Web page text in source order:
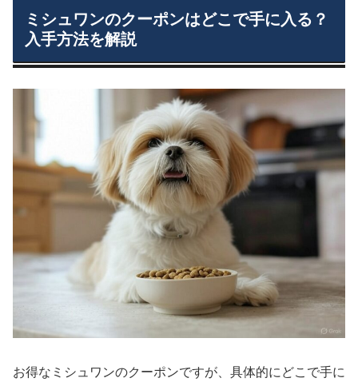
ミシュワンのクーポンはどこで手に入る？
入手方法を解説
お得なミシュワンのクーポンですが、具体的にどこで手に